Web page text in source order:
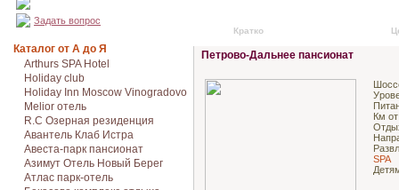
Задать вопрос
Каталог от А до Я
Arthurs SPA Hotel
Holiday club
Holiday Inn Moscow Vinogradovo
Melior отель
R.C Озерная резиденция
Авантель Клаб Истра
Авеста-парк пансионат
Азимут Отель Новый Берег
Атлас парк-отель
Кратко
Петрово-Дальнее пансионат
Км
SPA